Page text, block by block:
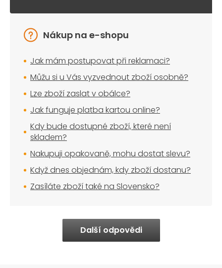
Nákup na e-shopu
Jak mám postupovat při reklamaci?
Můžu si u Vás vyzvednout zboží osobně?
Lze zboží zaslat v obálce?
Jak funguje platba kartou online?
Kdy bude dostupné zboží, které není
skladem?
Nakupuji opakovaně, mohu dostat slevu?
Když dnes objednám, kdy zboží dostanu?
Zasíláte zboží také na Slovensko?
Další odpovědi